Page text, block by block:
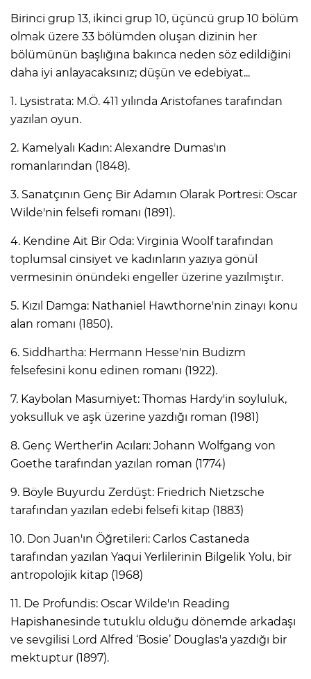
Birinci grup 13, ikinci grup 10, üçüncü grup 10 bölüm
olmak üzere 33 bölümden oluşan dizinin her
bölümünün başlığına bakınca neden söz edildiğini
daha iyi anlayacaksınız; düşün ve edebiyat...
1. Lysistrata: M.Ö. 411 yılında Aristofanes tarafından
yazılan oyun.
2. Kamelyalı Kadın: Alexandre Dumas'ın
romanlarından (1848).
3. Sanatçının Genç Bir Adamın Olarak Portresi: Oscar
Wilde'nin felsefi romanı (1891).
4. Kendine Ait Bir Oda: Virginia Woolf tarafından
toplumsal cinsiyet ve kadınların yazıya gönül
vermesinin önündeki engeller üzerine yazılmıştır.
5. Kızıl Damga: Nathaniel Hawthorne'nin zinayı konu
alan romanı (1850).
6. Siddhartha: Hermann Hesse'nin Budizm
felsefesini konu edinen romanı (1922).
7. Kaybolan Masumiyet: Thomas Hardy'in soyluluk,
yoksulluk ve aşk üzerine yazdığı roman (1981)
8. Genç Werther'in Acıları: Johann Wolfgang von
Goethe tarafından yazılan roman (1774)
9. Böyle Buyurdu Zerdüşt: Friedrich Nietzsche
tarafından yazılan edebi felsefi kitap (1883)
10. Don Juan'ın Öğretileri: Carlos Castaneda
tarafından yazılan Yaqui Yerlilerinin Bilgelik Yolu, bir
antropolojik kitap (1968)
11. De Profundis: Oscar Wilde'ın Reading
Hapishanesinde tutuklu olduğu dönemde arkadaşı
ve sevgilisi Lord Alfred ‘Bosie’ Douglas'a yazdığı bir
mektuptur (1897).